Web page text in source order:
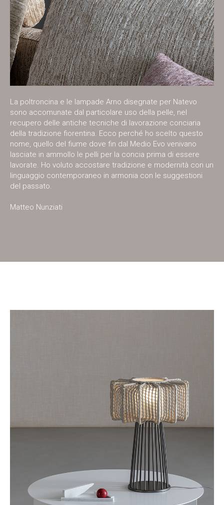
La poltroncina e le lampade Arno disegnate per Natevo
sono accomunate dal particolare uso della pelle, nel
recupero delle antiche tecniche di lavorazione conciaria
della tradizione fiorentina. Ecco perché ho scelto questo
nome, quello del fiume dove fin dal Medio Evo venivano
lasciate in ammollo le pelli per la concia prima di essere
lavorate. Ho voluto accostare tradizione e modernità con un
linguaggio contemporaneo in armonia con le suggestioni
del passato.
Matteo Nunziati